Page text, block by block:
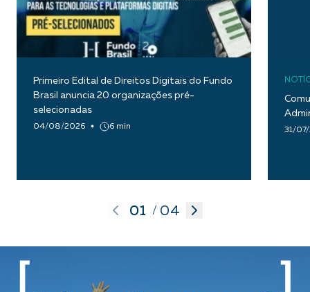
Primeiro Edital de Direitos Digitais do Fundo
Brasil anuncia 20 organizações pré-
selecionadas
04/08/2026 6 min 31/
01 / 04